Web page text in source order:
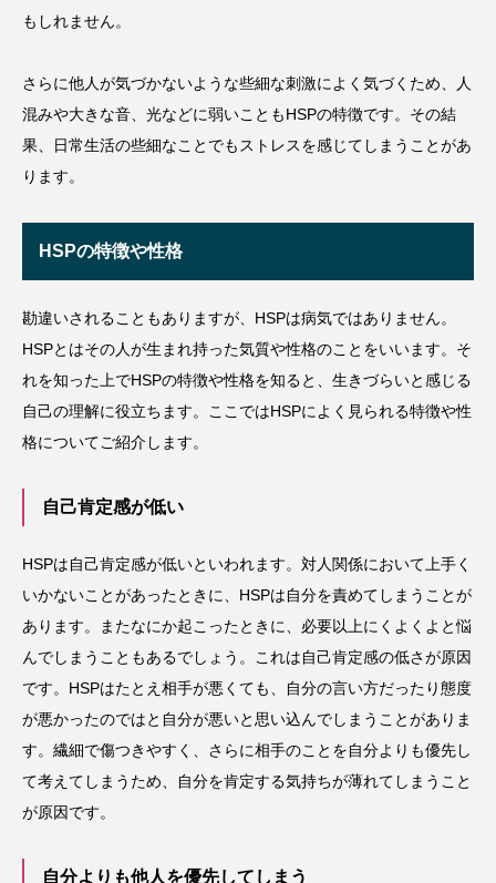
もしれません。
さらに他人が気づかないような些細な刺激によく気づくため、人
混みや大きな音、光などに弱いこともHSPの特徴です。その結
果、日常生活の些細なことでもストレスを感じてしまうことがあ
ります。
HSPの特徴や性格
勘違いされることもありますが、HSPは病気ではありません。
HSPとはその人が生まれ持った気質や性格のことをいいます。そ
れを知った上でHSPの特徴や性格を知ると、生きづらいと感じる
自己の理解に役立ちます。ここではHSPによく見られる特徴や性
格についてご紹介します。
自己肯定感が低い
HSPは自己肯定感が低いといわれます。対人関係において上手く
いかないことがあったときに、HSPは自分を責めてしまうことが
あります。またなにか起こったときに、必要以上にくよくよと悩
んでしまうこともあるでしょう。これは自己肯定感の低さが原因
です。HSPはたとえ相手が悪くても、自分の言い方だったり態度
が悪かったのではと自分が悪いと思い込んでしまうことがありま
す。繊細で傷つきやすく、さらに相手のことを自分よりも優先し
て考えてしまうため、自分を肯定する気持ちが薄れてしまうこと
が原因です。
自分よりも他人を優先してしまう